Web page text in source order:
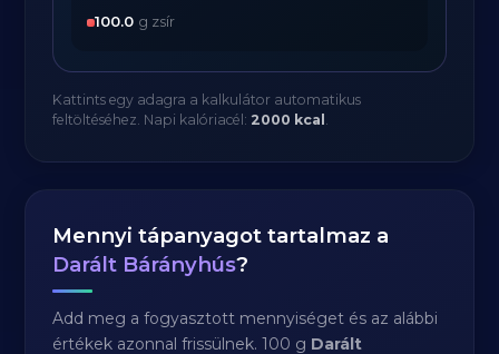
100.0 g zsír
Kattints egy adagra a kalkulátor automatikus
feltöltéséhez. Napi kalóriacél: 2000 kcal .
Mennyi tápanyagot tartalmaz a
Darált Bárányhús?
Add meg a fogyasztott mennyiséget és az alábbi
értékek azonnal frissülnek. 100 g Darált